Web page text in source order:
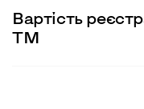
Вартість
ТМ